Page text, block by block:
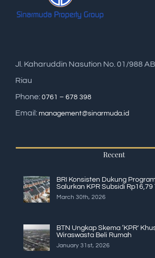
Jl. Kaharuddin Nasution No. 01/988
Riau
Phone: 0761 – 678 398
Email: management@sinarmuda.id
Recent
BRI Konsisten Dukung
Salurkan KPR Subsidi Rp16,79
March 30th, 2026
BTN Ungkap Skema ‘KPR’
Wiraswasta Beli Rumah
January 31st, 2026